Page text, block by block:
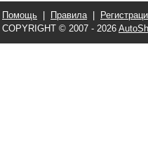
Помощь Правила|
COPYRIGHT © 2007 - 2026